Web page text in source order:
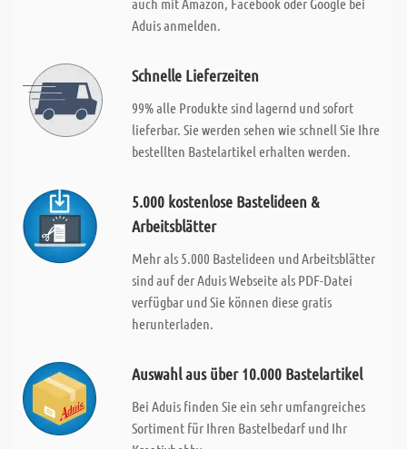
Aduis anmelden.
Schnelle Lieferzeiten
99% alle Produkte sind lagernd und sofort
lieferbar. Sie werden sehen wie schnell Sie Ihre
bestellten Bastelartikel erhalten werden.
5.000 kostenlose Bastelideen &
Arbeitsblätter
Mehr als 5.000 Bastelideen und Arbeitsblätter
sind auf der Aduis Webseite als PDF-Datei
verfügbar und Sie können diese gratis
herunterladen.
Auswahl aus über 10.000 Bastelartikel
Bei Aduis finden Sie ein sehr umfangreiches
Sortiment für Ihren Bastelbedarf und Ihr